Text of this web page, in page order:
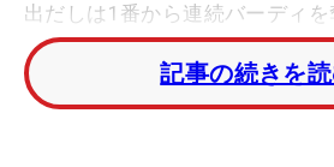
出だしは1番から連続バーディ
たものの、「雨が過酷で、なか
られなかった」と一日中降り続
前半の5番、6番では「グリーン
記事の続きを